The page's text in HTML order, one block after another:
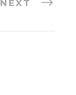
NEXT